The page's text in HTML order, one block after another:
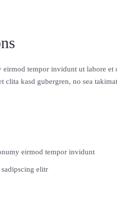
tempor invidunt ut labore
clita kasd gubergren, no sea
eirmod tempor invidunt
elitr